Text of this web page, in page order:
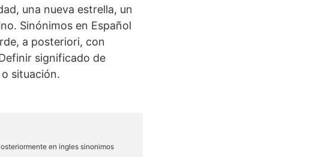
una nueva estrella, un
Sinónimos en Español
a posteriori, con
significado de
situación.